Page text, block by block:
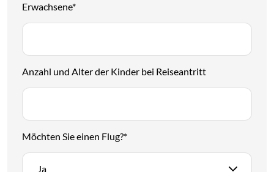
Erwachsene*
Anzahl und Alter der Kinder bei Reiseantritt
Möchten Sie einen Flug?*
Ja